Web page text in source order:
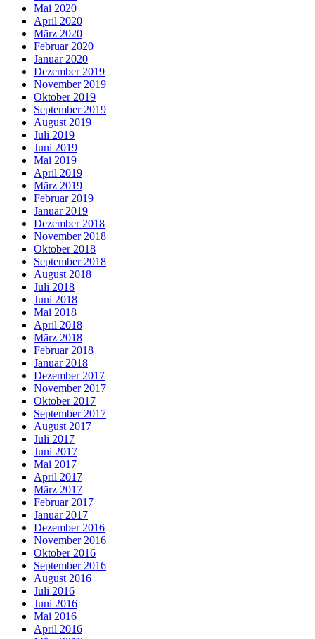
Mai 2020
April 2020
März 2020
Februar 2020
Januar 2020
Dezember 2019
November 2019
Oktober 2019
September 2019
August 2019
Juli 2019
Juni 2019
Mai 2019
April 2019
März 2019
Februar 2019
Januar 2019
Dezember 2018
November 2018
Oktober 2018
September 2018
August 2018
Juli 2018
Juni 2018
Mai 2018
April 2018
März 2018
Februar 2018
Januar 2018
Dezember 2017
November 2017
Oktober 2017
September 2017
August 2017
Juli 2017
Juni 2017
Mai 2017
April 2017
März 2017
Februar 2017
Januar 2017
Dezember 2016
November 2016
Oktober 2016
September 2016
August 2016
Juli 2016
Juni 2016
Mai 2016
April 2016